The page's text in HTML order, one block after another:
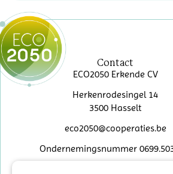
Contact
ECO2050 Erkende CV
Herkenrodesingel 14
3500 Hasselt
eco2050@cooperaties.be
Ondernemingsnummer